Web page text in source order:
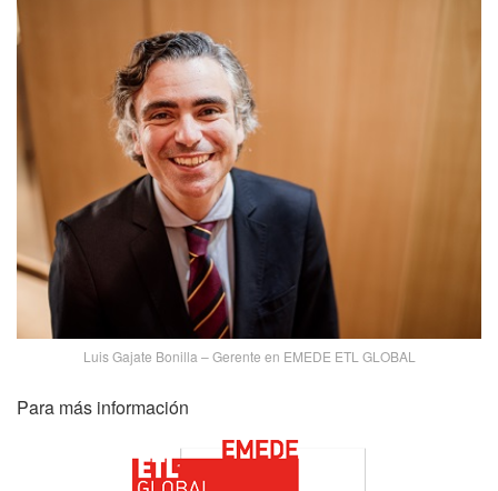
Luis Gajate Bonilla – Gerente en EMEDE ETL GLOBAL
Para más información